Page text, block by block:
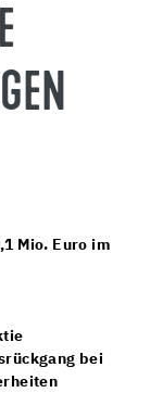
Mio. Euro im
bei